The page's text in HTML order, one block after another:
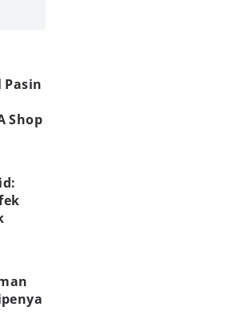
Man Brand
2026, 16:30 WIB
Pasin
Shop